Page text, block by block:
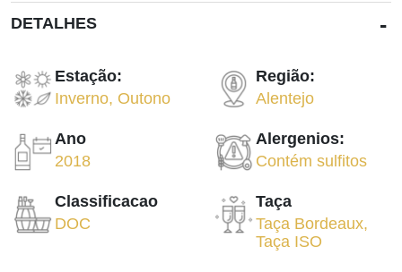
DETALHES -
Estação:
Inverno, Outono
Região:
Alentejo
Ano
2018
Alergenios:
Contém sulfitos
Classificacao
DOC
Taça
Taça Bordeaux,
Taça ISO